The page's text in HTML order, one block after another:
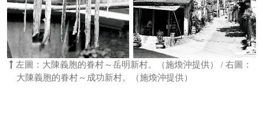
左圖：大陳義胞的眷村～岳明新村。（施煥沖提供） / 右圖：
大陳義胞的眷村～成功新村。（施煥沖提供）